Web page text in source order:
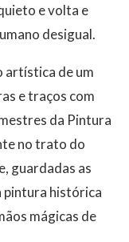
e volta e
desigual.
artística de um
e traços com
da Pintura
no trato do
guardadas as
pintura histórica
mágicas de